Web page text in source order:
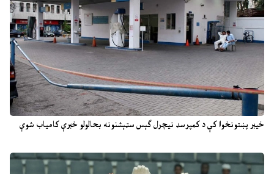
خیبر پښتونخوا کې د کمپرسډ نیچرل ګېس سټېشنونه بحالولو خبرې کامیاب شوې